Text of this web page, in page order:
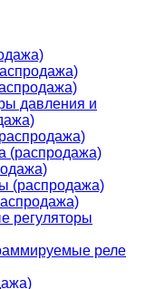
давления и
(распродажа)
(распродажа)
регуляторы
реле